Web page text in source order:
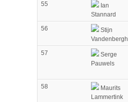
55
Ian
Stannard
56
Stijn
Vandenbergh
57
Serge
Pauwels
58
Maurits
Lammertink